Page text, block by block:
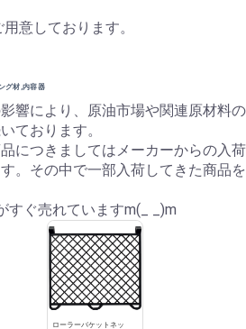
意しております。
グ材,内容器
響により、原油市場や関連原材料の
ております。
につきましてはメーカーからの入荷
。その中で一部入荷してきた商品を
すぐ売れていますm(_ _)m
ローラーバケットネッ